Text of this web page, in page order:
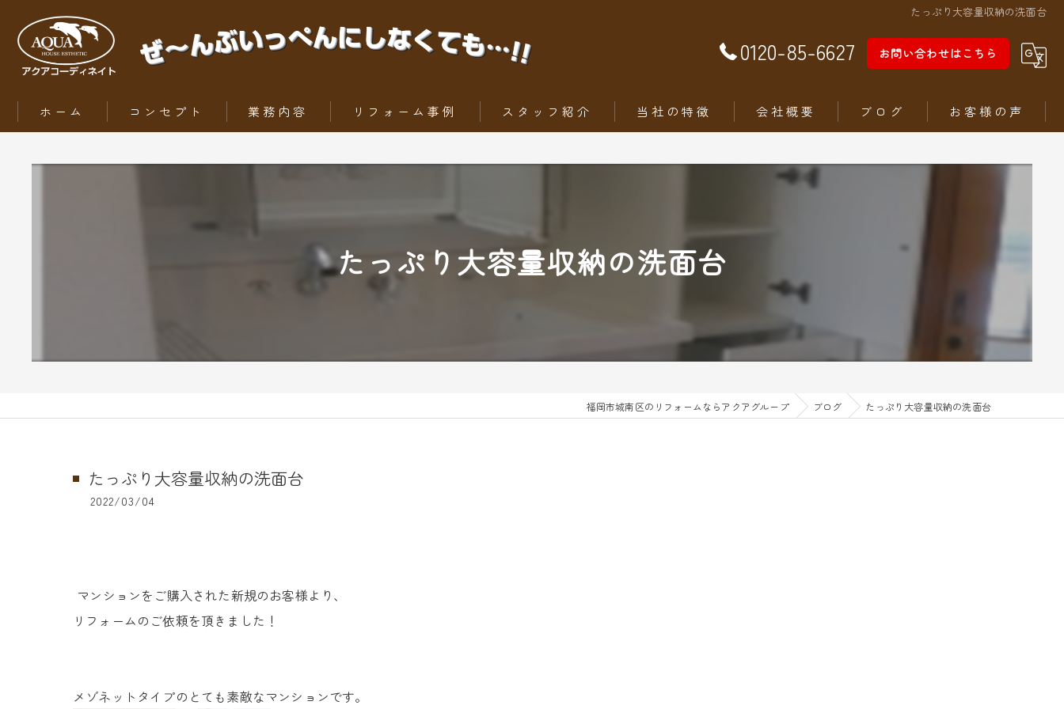
たっぷり大容量収納の洗面台
0120-85-6627 お問い合わせはこちら
ホーム コンセプト 業務内容
ZEH（ゼッチ）とは
リフォーム事例
ちょっとだけリフォーム
スタッフ紹介 当社の特徴
内装工事
外構工事・エクステリア
会社概要 ブログ お客様の声
たっぷり大容量収納の洗面台
福岡市城南区のリフォームならアクアグループ ブログ たっぷり大容量収納の洗面台
たっぷり大容量収納の洗面台
2022/03/04
マンションをご購入された新規のお客様より、
リフォームのご依頼を頂きました！
メゾネットタイプのとても素敵なマンションです。